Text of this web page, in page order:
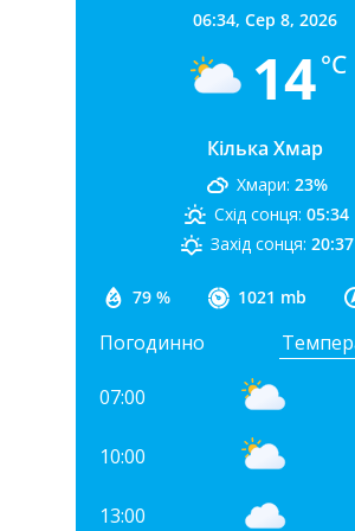
06:34, Сер 8, 2026
14°C
Кілька Хмар
79 % 1021 mb
Хмари: 23%
Схід сонця: 05:34
Захід сонця: 20:37
Погодинно
07:00
10:00
13:00